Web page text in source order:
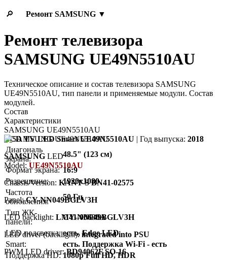
🔎 Ремонт SAMSUNG ▼
Ремонт телевизора
SAMSUNG UE49N5510AU
Техническое описание и состав телевизора SAMSUNG
UE49N5510AU, тип панели и применяемые модули. Состав
модулей.
Состав
Характеристики
SAMSUNG UE49N5510AU
LCD TV LED Smart UE49N5510AU | Год выпуска: 2018
Диагональ
экрана:
48.5" (123 см)
Формат экрана: 16:9
Разрешение:
1920x1080
Частота
обновления:
50 Гц
Тип ЖК-
панели:
CY-NN049BGLV3H
LED подсветка: есть, Edge LED
Smart:
есть. Поддержка Wi-Fi - есть
Поддержка HD: 1080p Full HD, HDR
SAMSUNG LED
Model: UE49N5510AU
Chassis/Version: KANT-S BN41-02575
Panel:CY-NN049BGLV3H
LED backlight: LM41-00630A
LED driver (backlight):integrated into PSU
PWM LED driver:BD94062F SO-16